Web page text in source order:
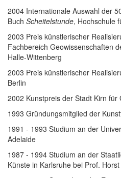
2004 Internationale Auswahl der
Buch Scheitelstunde, Hochschule
2003 Preis künstlerischer
Fachbereich Geowissenschaften
Halle-Wittenberg
2003 Preis künstlerischer
Berlin
2002 Kunstpreis der Stadt Kirn für
1993 Gründungsmitglied der
1991 - 1993 Studium an der
Adelaide
1987 - 1994 Studium an der
Künste in Karlsruhe bei Prof.